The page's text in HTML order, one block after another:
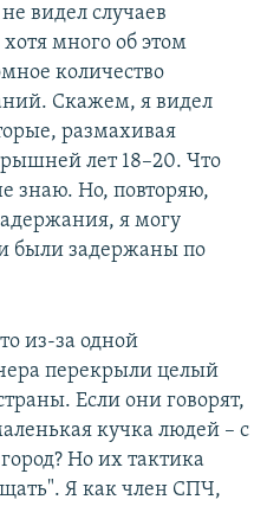
видел случаев
много об этом
количество
Скажем, я видел
размахивая
лет 18–20. Что
знаю. Но, повторяю,
я могу
были задержаны по
из-за одной
перекрыли целый
Если они говорят,
кучка людей – с
Но их тактика
Я как член СПЧ,